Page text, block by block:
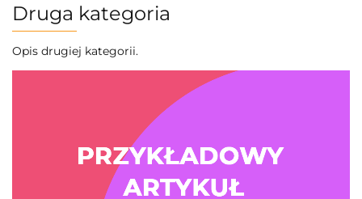
Druga kategoria
Opis drugiej kategorii.